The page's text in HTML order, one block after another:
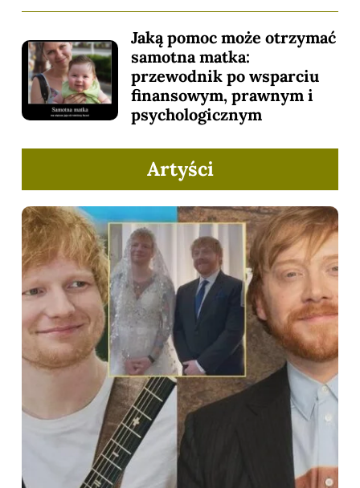
Jaką pomoc może otrzymać
samotna matka:
przewodnik po wsparciu
finansowym, prawnym i
psychologicznym
Artyści